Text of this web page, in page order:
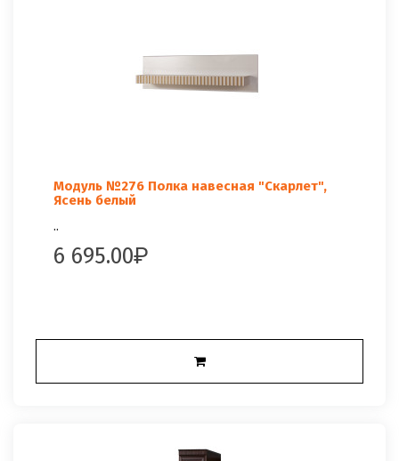
Модуль №276 Полка навесная "Скарлет",
Ясень белый
..
6 695.00